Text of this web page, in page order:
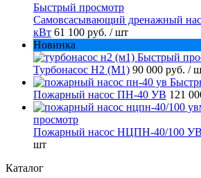
Быстрый просмотр
Самовсасывающий дренажный
кВт 61 100 руб. / шт
Новинка
Быстрый
Турбонасос Н2 (М1) 90 000 руб. /
Пожарный насос ПН-40 УВ 121
просмотр
Пожарный насос НЦПН-40/100
шт
Каталог